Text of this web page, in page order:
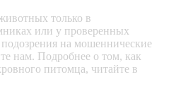
только в
или у проверенных
подозрения на мошеннические
нам. Подробнее о том, как
питомца, читайте в